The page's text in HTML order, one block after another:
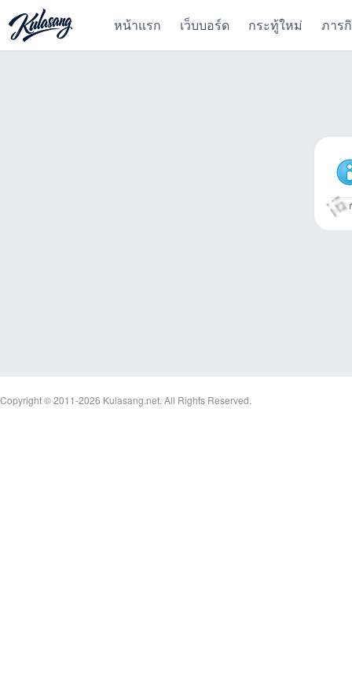
หน้าแรก เว็บบอร์ด กระทู้ใหม่ ภาร
Copyright © 2011-2026 Kulasang.net. All Rights Reserved.